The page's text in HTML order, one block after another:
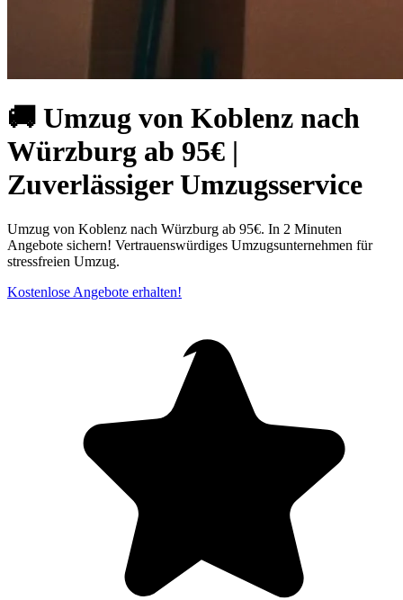
🚚 Umzug von Koblenz nach
Würzburg ab 95€ |
Zuverlässiger Umzugsservice
Umzug von Koblenz nach Würzburg ab 95€. In 2 Minuten
Angebote sichern! Vertrauenswürdiges Umzugsunternehmen für
stressfreien Umzug.
Kostenlose Angebote erhalten!